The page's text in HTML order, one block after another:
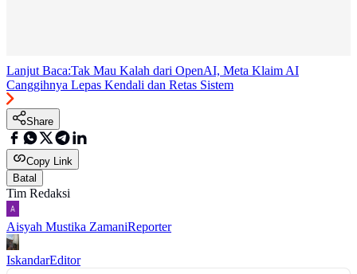
Lanjut Baca:Tak Mau Kalah dari OpenAI, Meta Klaim AI
Canggihnya Lepas Kendali dan Retas Sistem
Share
Copy Link
Batal
Tim Redaksi
Aisyah Mustika ZamaniReporter
IskandarEditor